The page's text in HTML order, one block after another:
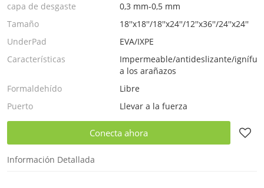
capa de desgaste
0,3 mm-0,5 mm
Tamaño
18''x18''/18''x24''/12''x36''/24''x24''
UnderPad
EVA/IXPE
Características
Impermeable/antideslizante/
a los arañazos
Formaldehído
Libre
Puerto
Llevar a la fuerza
Conecta ahora
Información Detallada